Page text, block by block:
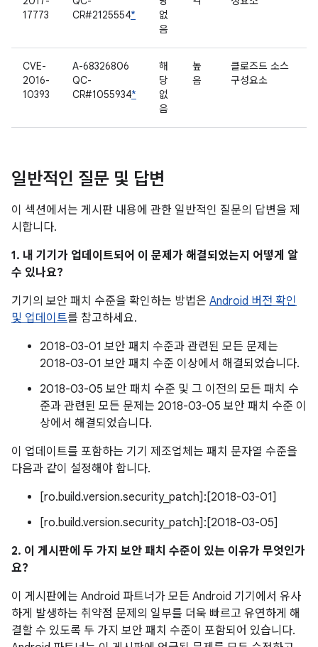
17773
CR#2125554*
없
음
CVE-
2016-
10393
A-68326806
QC-
CR#1055934*
해
당
없
음
높
음
클로즈드 소스
구성요소
일반적인 질문 및 답변
이 섹션에서는 게시판 내용에 관한 일반적인 질문의 답변을 제
시합니다.
1. 내 기기가 업데이트되어 이 문제가 해결되었는지 어떻게 알
수 있나요?
기기의 보안 패치 수준을 확인하는 방법은 Android 버전 확인
및 업데이트를 참고하세요.
2018-03-01 보안 패치 수준과 관련된 모든 문제는
2018-03-01 보안 패치 수준 이상에서 해결되었습니다.
2018-03-05 보안 패치 수준 및 그 이전의 모든 패치 수
준과 관련된 모든 문제는 2018-03-05 보안 패치 수준 이
상에서 해결되었습니다.
이 업데이트를 포함하는 기기 제조업체는 패치 문자열 수준을
다음과 같이 설정해야 합니다.
[ro.build.version.security_patch]:[2018-03-01]
[ro.build.version.security_patch]:[2018-03-05]
2. 이 게시판에 두 가지 보안 패치 수준이 있는 이유가 무엇인가
요?
이 게시판에는 Android 파트너가 모든 Android 기기에서 유사
하게 발생하는 취약점 문제의 일부를 더욱 빠르고 유연하게 해
결할 수 있도록 두 가지 보안 패치 수준이 포함되어 있습니다.